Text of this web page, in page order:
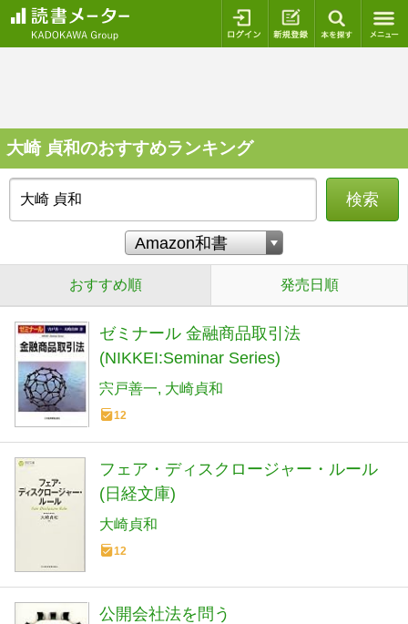
ログイン 新規登録
大崎 貞和のおすすめランキング
検索
おすすめ順 発売日順
ゼミナール 金融商品取引法
(NIKKEI:Seminar Series)
宍戸善一 大崎貞和
12
フェア・ディスクロージャー・ルール
(日経文庫)
大崎貞和
12
公開会社法を問う